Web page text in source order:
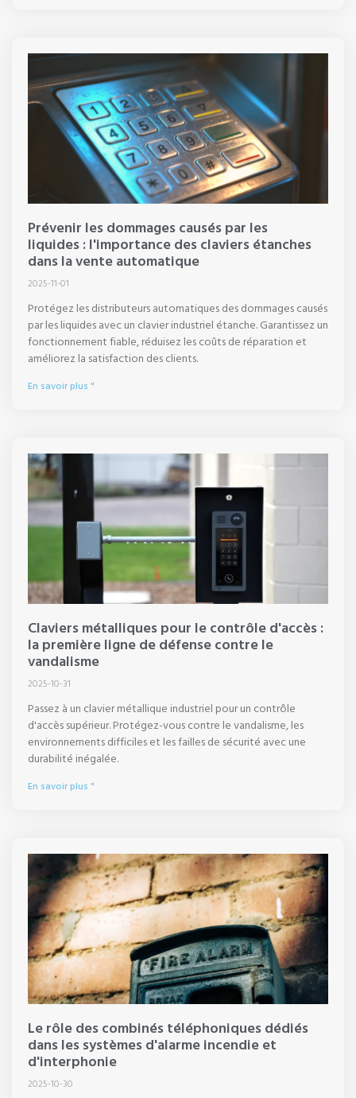
Prévenir les dommages causés par les
liquides : l'importance des claviers étanches
dans la vente automatique
2025-11-01
Protégez les distributeurs automatiques des dommages causés
par les liquides avec un clavier industriel étanche. Garantissez un
fonctionnement fiable, réduisez les coûts de réparation et
améliorez la satisfaction des clients.
En savoir plus "
Claviers métalliques pour le contrôle d'accès :
la première ligne de défense contre le
vandalisme
2025-10-31
Passez à un clavier métallique industriel pour un contrôle
d'accès supérieur. Protégez-vous contre le vandalisme, les
environnements difficiles et les failles de sécurité avec une
durabilité inégalée.
En savoir plus "
Le rôle des combinés téléphoniques dédiés
dans les systèmes d'alarme incendie et
d'interphonie
2025-10-30